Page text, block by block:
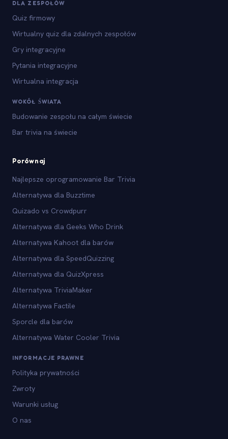
DLA ZESPOŁÓW
Quiz firmowy
Wirtualny quiz dla zdalnych zespołów
Gry integracyjne
Pytania integracyjne
Wirtualna integracja
WOKÓŁ ŚWIATA
Budowanie zespołu na całym świecie
Bar trivia na świecie
Porównaj
Najlepsze oprogramowanie Bar Trivia
Alternatywa dla Buzztime
Quizado vs Crowdpurr
Alternatywa dla Geeks Who Drink
Alternatywa Kahoot dla barów
Alternatywa dla SpeedQuizzing
Alternatywa dla QuizXpress
Alternatywa TriviaMaker
Alternatywa Factile
Sporcle dla barów
Alternatywa Water Cooler Trivia
INFORMACJE PRAWNE
Polityka prywatności
Zwroty
Warunki usług
O nas